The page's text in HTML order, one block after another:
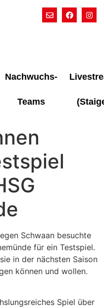
Nachwuchs-
Teams
Schwaan besuchte
für ein Testspiel.
in der nächsten Saison
können und wollen.
Spiel über